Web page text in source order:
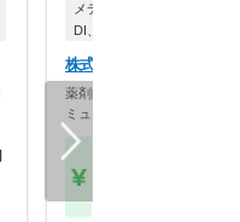
メディカルライター、 MSL
DI、学術
株式会社EPファーマライ
薬剤師の資格・医薬品の知識
ミュニケーション能力…